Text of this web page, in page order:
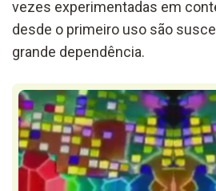
vezes experimentadas em
desde o primeiro uso são
grande dependência.